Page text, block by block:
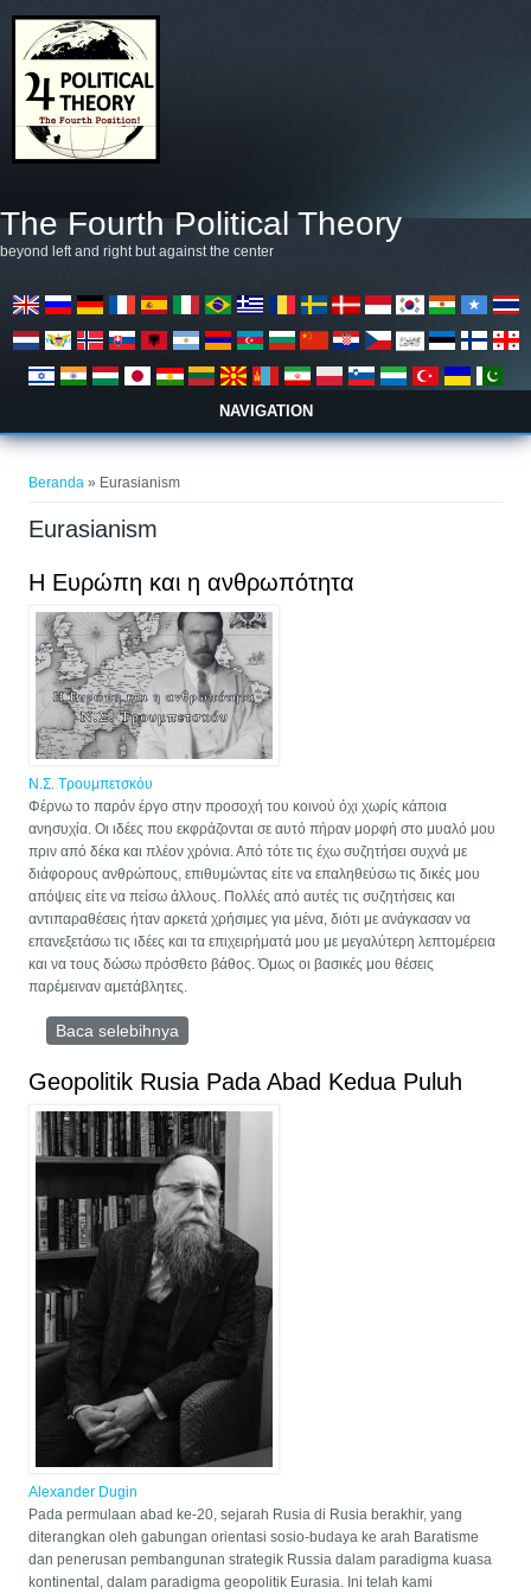
The Fourth Political Theory
beyond left and right but against the center
NAVIGATION
Beranda » Eurasianism
Eurasianism
Η Ευρώπη και η ανθρωπότητα
Ν.Σ. Τρουμπετσκόυ
Φέρνω το παρόν έργο στην προσοχή του κοινού όχι χωρίς κάποια
ανησυχία. Οι ιδέες που εκφράζονται σε αυτό πήραν μορφή στο μυαλό μου
πριν από δέκα και πλέον χρόνια. Από τότε τις έχω συζητήσει συχνά με
διάφορους ανθρώπους, επιθυμώντας είτε να επαληθεύσω τις δικές μου
απόψεις είτε να πείσω άλλους. Πολλές από αυτές τις συζητήσεις και
αντιπαραθέσεις ήταν αρκετά χρήσιμες για μένα, διότι με ανάγκασαν να
επανεξετάσω τις ιδέες και τα επιχειρήματά μου με μεγαλύτερη λεπτομέρεια
και να τους δώσω πρόσθετο βάθος. Όμως οι βασικές μου θέσεις
παρέμειναν αμετάβλητες.
Baca selebihnya
Geopolitik Rusia Pada Abad Kedua Puluh
Alexander Dugin
Pada permulaan abad ke-20, sejarah Rusia di Rusia berakhir, yang
diterangkan oleh gabungan orientasi sosio-budaya ke arah Baratisme
dan penerusan pembangunan strategik Russia dalam paradigma kuasa
kontinental, dalam paradigma geopolitik Eurasia. Ini telah kami